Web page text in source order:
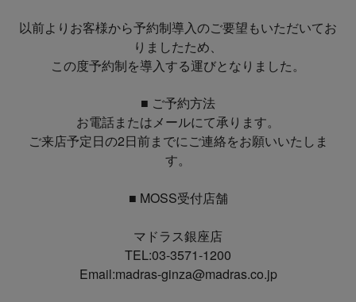
以前よりお客様から予約制導入のご要望もいただいてお
りましたため、
この度予約制を導入する運びとなりました。
■ ご予約方法
お電話またはメールにて承ります。
ご来店予定日の2日前までにご連絡をお願いいたしま
す。
■ MOSS受付店舗
マドラス銀座店
TEL:03-3571-1200
Email:madras-ginza@madras.co.jp